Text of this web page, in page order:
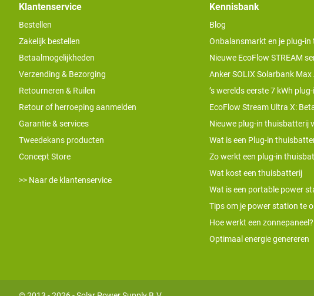
Klantenservice
Bestellen
Zakelijk bestellen
Betaalmogelijkheden
Verzending & Bezorging
Retourneren & Ruilen
Retour of herroeping aanmelden
Garantie & services
Tweedekans producten
Concept Store
>> Naar de klantenservice
Kennisbank
Blog
Onbalansmarkt en je plug-
Nieuwe EcoFlow STREAM
Anker SOLIX Solarbank Max
’s werelds eerste 7 kWh
EcoFlow Stream Ultra X:
Nieuwe plug-in thuisbatterij
Wat is een Plug-in
Zo werkt een plug-in
Wat kost een thuisbatterij
Wat is een portable power
Tips om je power station te
Hoe werkt een zonnepaneel?
Optimaal energie genereren